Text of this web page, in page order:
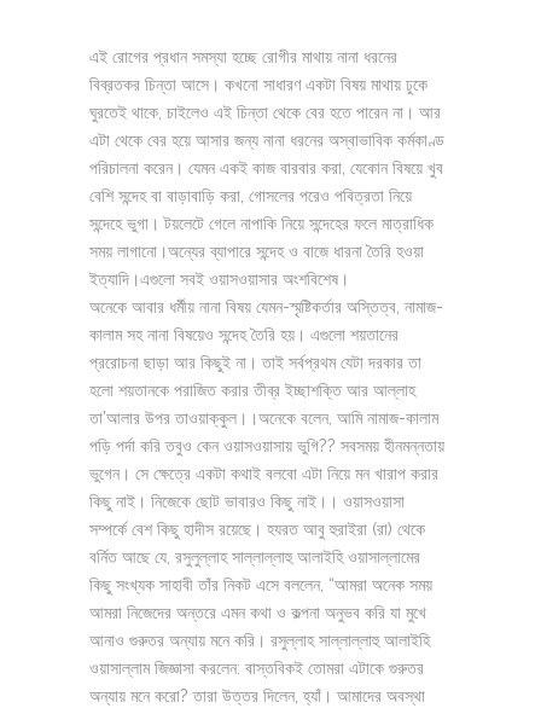
এই রোগের প্রধান সমস্যা হচ্ছে রোগীর মাথায় নানা ধরনের
বিব্রতকর চিন্তা আসে। কখনো সাধারণ একটা বিষয় মাথায় ঢুকে
ঘুরতেই থাকে, চাইলেও এই চিন্তা থেকে বের হতে পারেন না। আর
এটা থেকে বের হয়ে আসার জন্য নানা ধরনের অস্বাভাবিক কর্মকাণ্ড
পরিচালনা করেন। যেমন একই কাজ বারবার করা, যেকোন বিষয়ে খুব
বেশি সন্দেহ বা বাড়াবাড়ি করা, গোসলের পরেও পবিত্রতা নিয়ে
সন্দেহে ভুগা। টয়লেটে গেলে নাপাকি নিয়ে সন্দেহের ফলে মাত্রাধিক
সময় লাগানো।অন্যের ব্যাপারে সন্দেহ ও বাজে ধারনা তৈরি হওয়া
ইত্যাদি।এগুলো সবই ওয়াসওয়াসার অংশবিশেষ।
অনেকে আবার ধর্মীয় নানা বিষয় যেমন-স্মৃষ্টিকর্তার অস্তিত্ব, নামাজ-
কালাম সহ নানা বিষয়েও সন্দেহ তৈরি হয়। এগুলো শয়তানের
প্ররোচনা ছাড়া আর কিছুই না। তাই সর্বপ্রথম যেটা দরকার তা
হলো শয়তানকে পরাজিত করার তীব্র ইচ্ছাশক্তি আর আল্লাহ
তা’আলার উপর তাওয়াক্কুল।।অনেকে বলেন, আমি নামাজ-কালাম
পড়ি পর্দা করি তবুও কেন ওয়াসওয়াসায় ভুগি?? সবসময় হীনমন্নতায়
ভুগেন। সে ক্ষেত্রে একটা কথাই বলবো এটা নিয়ে মন খারাপ করার
কিছু নাই। নিজেকে ছোট ভাবারও কিছু নাই।। ওয়াসওয়াসা
সম্পর্কে বেশ কিছু হাদীস রয়েছে। হযরত আবু হুরাইরা (রা) থেকে
বর্নিত আছে যে, রসুলুল্লাহ সাল্লাল্লাহু আলাইহি ওয়াসাল্লামের
কিছু সংখ্যক সাহাবী তাঁর নিকট এসে বললেন, “আমরা অনেক সময়
আমরা নিজেদের অন্তরে এমন কথা ও কল্পনা অনুভব করি যা মুখে
আনাও গুরুতর অন্যায় মনে করি। রসুল্লাহ সাল্লাল্লাহু আলাইহি
ওয়াসাল্লাম জিজ্ঞাসা করলেন: বাস্তবিকই তোমরা এটাকে গুরুতর
অন্যায় মনে করো? তারা উত্তর দিলেন, হ্যাঁ। আমাদের অবস্থা